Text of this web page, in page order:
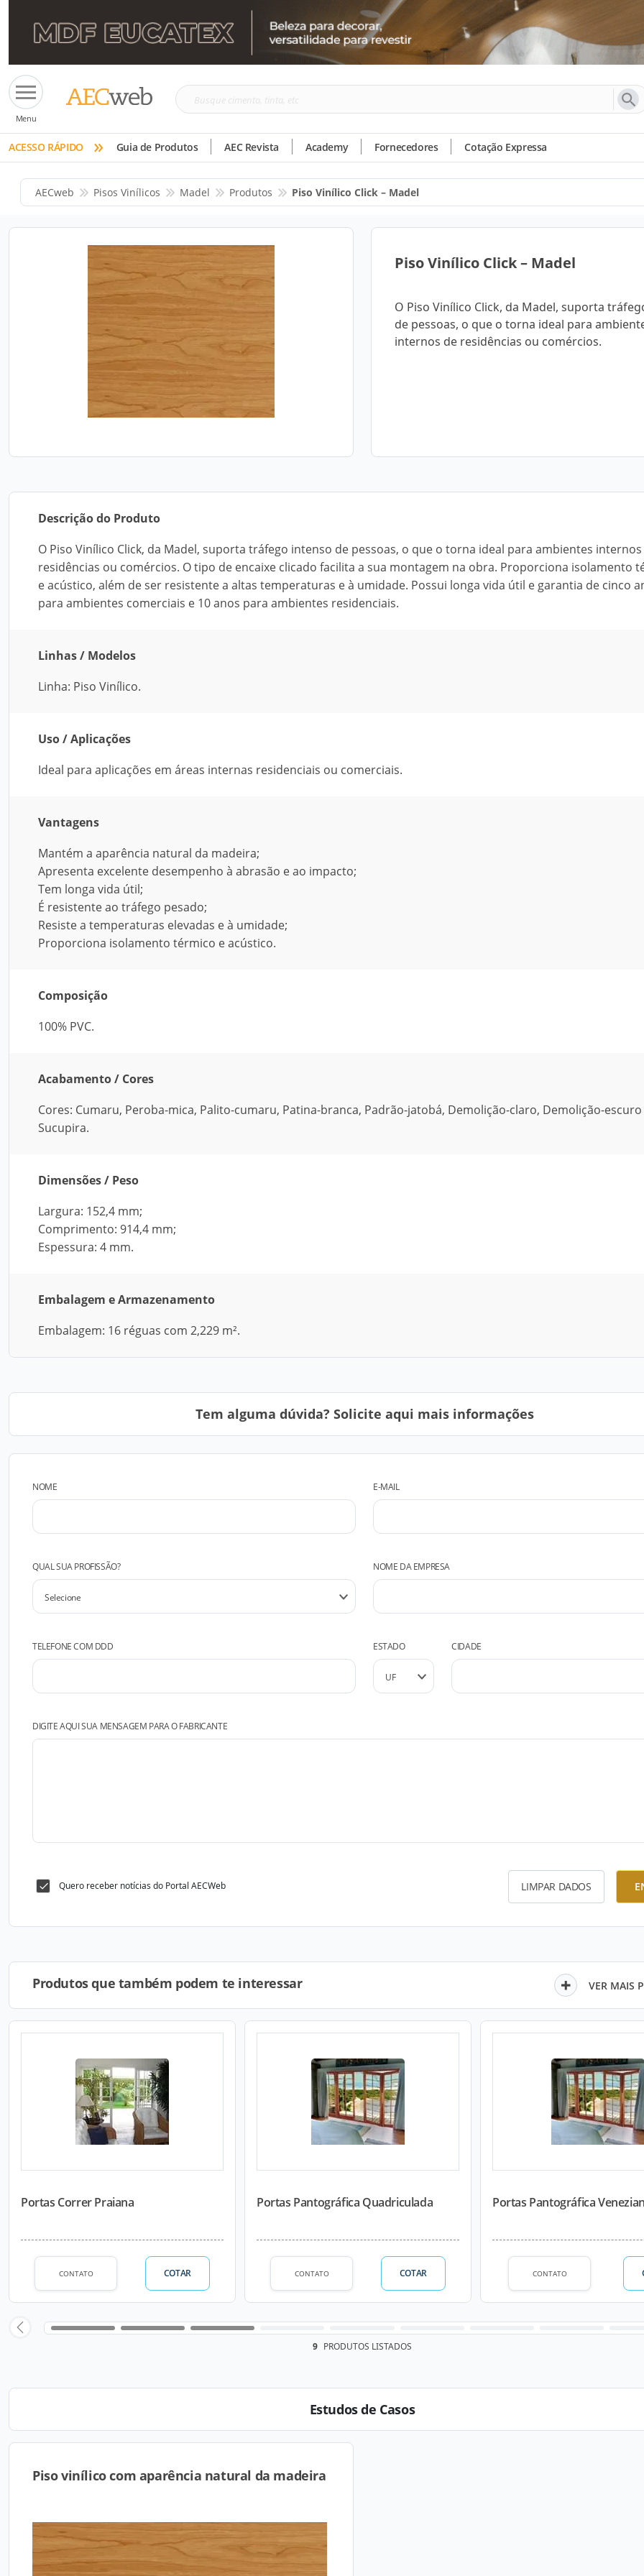
Menu
Busque
tinta,
etc
ACESSO RÁPIDO » Guia de Produtos AEC Revista Academy Fornecedores Cotação Expressa
AECweb Pisos Vinílicos Madel Produtos Piso Vinílico Click – Madel
Piso Vinílico Click – Madel
O Piso Vinílico Click, da Madel, suporta
de pessoas, o que o torna ideal para
internos de residências ou comércios.
Descrição do Produto
O Piso Vinílico Click, da Madel, suporta tráfego intenso de pessoas, o que o torna ideal para ambientes
residências ou comércios. O tipo de encaixe clicado facilita a sua montagem na obra. Proporciona isolamento
e acústico, além de ser resistente a altas temperaturas e à umidade. Possui longa vida útil e garantia de cinco
para ambientes comerciais e 10 anos para ambientes residenciais.
Linhas / Modelos
Linha: Piso Vinílico.
Uso / Aplicações
Ideal para aplicações em áreas internas residenciais ou comerciais.
Vantagens
Mantém a aparência natural da madeira;
Apresenta excelente desempenho à abrasão e ao impacto;
Tem longa vida útil;
É resistente ao tráfego pesado;
Resiste a temperaturas elevadas e à umidade;
Proporciona isolamento térmico e acústico.
Composição
100% PVC.
Acabamento / Cores
Cores: Cumaru, Peroba-mica, Palito-cumaru, Patina-branca, Padrão-jatobá, Demolição-claro, Demolição-escuro
Sucupira.
Dimensões / Peso
Largura: 152,4 mm;
Comprimento: 914,4 mm;
Espessura: 4 mm.
Embalagem e Armazenamento
Embalagem: 16 réguas com 2,229 m².
Tem alguma dúvida? Solicite aqui mais informações
NOME E-MAIL
QUAL SUA PROFISSÃO? NOME DA EMPRESA
TELEFONE COM DDD ESTADO CIDADE
DIGITE AQUI SUA MENSAGEM PARA O FABRICANTE
Quero receber notícias do Portal AECWeb LIMPAR DADOS
Produtos que também podem te interessar VER MAIS
Portas Correr Praiana
CONTATO COTAR
Portas Pantográfica Quadriculada
CONTATO COTAR
Portas Pantográfica
CONTATO
9 PRODUTOS LISTADOS
Estudos de Casos
Piso vinílico com aparência natural da madeira